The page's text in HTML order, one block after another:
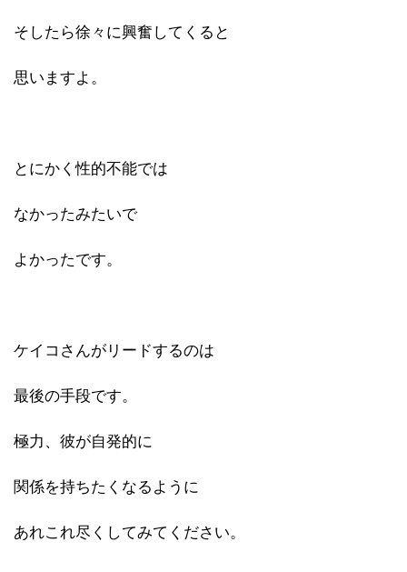
そしたら徐々に興奮してくると
思いますよ。
とにかく性的不能では
なかったみたいで
よかったです。
ケイコさんがリードするのは
最後の手段です。
極力、彼が自発的に
関係を持ちたくなるように
あれこれ尽くしてみてください。